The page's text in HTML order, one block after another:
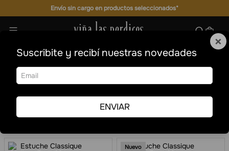
Envío sin cargo en productos seleccionados*
BLANCOS Y ROSADOS SINGULARES
BLANCOS Y ROSADOS SINGULARES
Ordenar por Fecha de
release
Nuevo
×
Suscribite y recibí nuestras novedades
ENVIAR